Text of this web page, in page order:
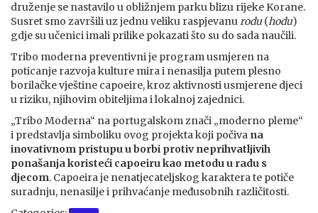
druženje se nastavilo u obližnjem parku blizu rijeke Korane.
Susret smo završili uz jednu veliku raspjevanurodu(hodu)
gdje su učenici imali prilike pokazati što su do sada naučili.
Tribo moderna preventivni je program usmjeren na
poticanje razvoja kulture mira i nenasilja putem plesno
borilačke vještine capoeire, kroz aktivnosti usmjerene djeci
u riziku, njihovim obiteljima i lokalnoj zajednici.
„Tribo Moderna“ na portugalskom znači „moderno pleme“
i predstavlja simboliku ovog projekta koji počiva na
inovativnom pristupu u borbi protiv neprihvatljivih
ponašanja koristeći capoeiru kao metodu u radu s
djecom. Capoeira je nenatjecateljskog karaktera te potiče
suradnju, nenasilje i prihvaćanje međusobnih različitosti.